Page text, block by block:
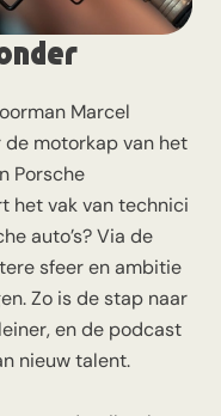
Marcel
motorkap van het
Porsche
het vak van technici
auto’s? Via de
sfeer en ambitie
Zo is de stap naar
en de podcast
nieuw talent.